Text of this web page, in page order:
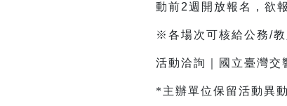
動前2週開放報名，欲
※各場次可核給公務/教
活動洽詢｜國立臺灣
*主辦單位保留活動異